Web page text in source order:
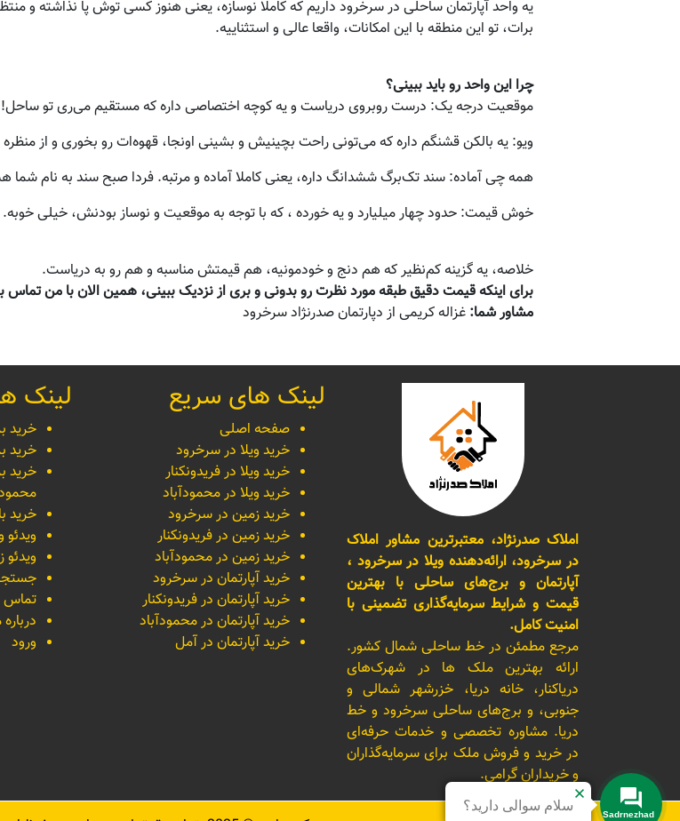
برات، تو این منطقه با این امکانات، واقعا عالی و استثناییه.
چرا این واحد رو باید ببینی؟
موقعیت درجه یک: درست روبروی دریاست و یه کوچه اختصاصی داره که مستقیم می‌ری تو ساحل!
ویو: یه بالکن قشنگم داره که می‌تونی راحت بچینیش و بشینی اونجا، قهوه‌ات رو بخوری و از منظره
همه چی آماده: سند تک‌برگ ششدانگ داره، یعنی کاملا آماده و مرتبه. فردا صبح سند به نام
خوش قیمت: حدود چهار میلیارد و یه خورده ، که با توجه به موقعیت و نوساز بودنش، خیلی خوبه.
خلاصه، یه گزینه کم‌نظیر که هم دنج و خودمونیه، هم قیمتش مناسبه و هم رو به دریاست.
برای اینکه قیمت دقیق طبقه مورد نظرت رو بدونی و بری از نزدیک ببینی، همین الان با من تماس
مشاور شما: غزاله کریمی از دپارتمان صدرنژاد سرخرود
املاک صدرنژاد، معتبرترین مشاور املاک
در سرخرود، ارائه‌دهنده ویلا در سرخرود ،
آپارتمان و برج‌های ساحلی با بهترین
قیمت و شرایط سرمایه‌گذاری تضمینی با
امنیت کامل.
مرجع مطمئن در خط ساحلی شمال کشور.
ارائه بهترین ملک ها در شهرک‌های
دریاکنار، خانه دریا، خزرشهر شمالی و
جنوبی، و برج‌های ساحلی سرخرود و خط
دریا. مشاوره تخصصی و خدمات حرفه‌ای
در خرید و فروش ملک برای سرمایه‌گذاران
و خریداران گرامی.
لینک های سریع
صفحه اصلی
خرید ویلا در سرخرود
خرید ویلا در فریدونکنار
خرید ویلا در محمودآباد
خرید زمین در سرخرود
خرید زمین در فریدونکنار
خرید زمین در محمودآباد
خرید آپارتمان در سرخرود
خرید آپارتمان در فریدونکنار
خرید آپارتمان در محمودآباد
خرید آپارتمان در آمل
لینک
خرید
خرید
خرید
خرید
تماس
درباره
ورود
Sadrnezhad
سلام سوالی دارید؟